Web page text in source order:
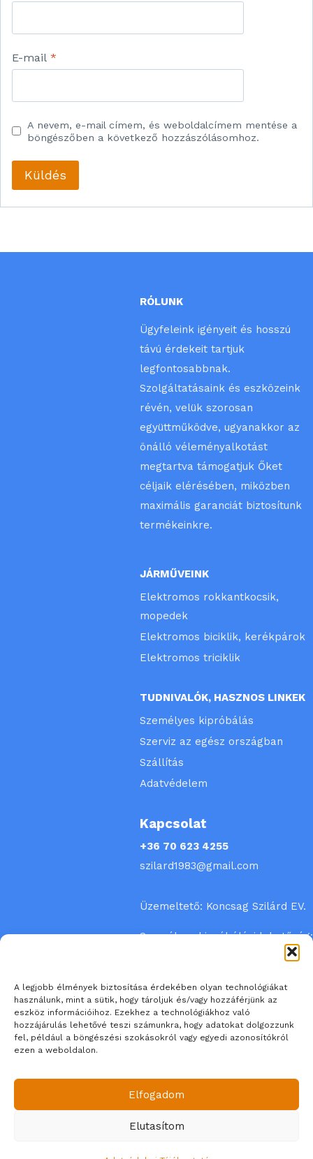
A legjobb élmények biztosítása érdekében olyan technológiákat
használunk, mint a sütik, hogy tároljuk és/vagy hozzáférjünk az
eszköz információihoz. Ezekhez a technológiákhoz való
hozzájárulás lehetővé teszi számunkra, hogy adatokat dolgozzunk
fel, például a böngészési szokásokról vagy egyedi azonosítókról
ezen a weboldalon.
Elfogadom
Elutasítom
E-mail *
A nevem, e-mail címem, és weboldalcímem mentése a
böngészőben a következő hozzászólásomhoz.
RÓLUNK
Ügyfeleink igényeit és hosszú
távú érdekeit tartjuk
legfontosabbnak.
Szolgáltatásaink és eszközeink
révén, velük szorosan
együttműködve, ugyanakkor az
önálló véleményalkotást
megtartva támogatjuk Őket
céljaik elérésében, miközben
maximális garanciát biztosítunk
termékeinkre.
JÁRMŰVEINK
Elektromos rokkantkocsik,
mopedek
Elektromos biciklik, kerékpárok
Elektromos triciklik
TUDNIVALÓK, HASZNOS LINKEK
Személyes kipróbálás
Szerviz az egész országban
Szállítás
Adatvédelem
Kapcsolat
+36 70 623 4255
szilard1983@gmail.com
Üzemeltető: Koncsag Szilárd EV.
Személyes kipróbálási lehetőség:
Előzetes bejelentkezés
szükséges!